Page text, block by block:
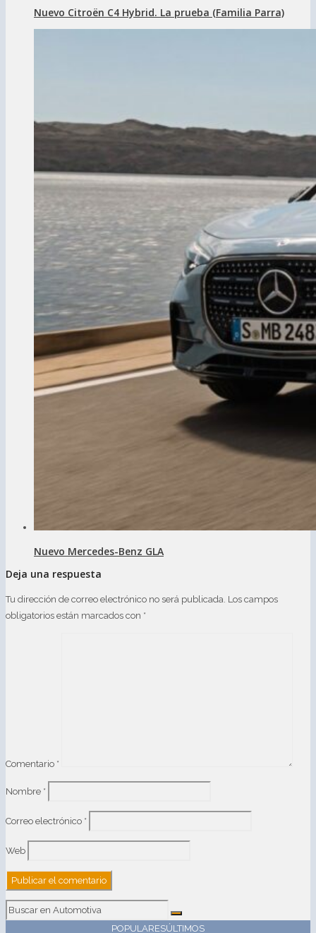
Nuevo Citroën C4 Hybrid. La prueba (Familia Parra)
Nuevo Mercedes-Benz GLA
Deja una respuesta
Tu dirección de correo electrónico no será publicada. Los campos
obligatorios están marcados con *
Comentario *
Nombre *
Correo electrónico *
Web
POPULARESÚLTIMOS